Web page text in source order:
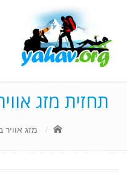
תחזית מזג
מזג אוויר